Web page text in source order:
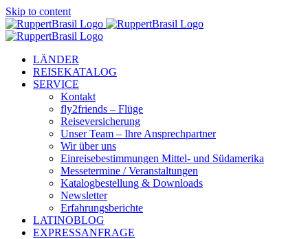
Skip to content
LÄNDER
REISEKATALOG
SERVICE
Kontakt
fly2friends – Flüge
Reiseversicherung
Unser Team – Ihre Ansprechpartner
Wir über uns
Einreisebestimmungen Mittel- und Südamerika
Messetermine / Veranstaltungen
Katalogbestellung & Downloads
Newsletter
Erfahrungsberichte
LATINOBLOG
EXPRESSANFRAGE